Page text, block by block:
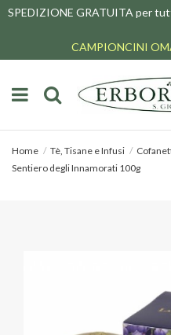
SPEDIZIONE GRATUITA per
CAMPIONCINI
Home Tè, Tisane e Infusi
Sentiero degli Innamorati 100g